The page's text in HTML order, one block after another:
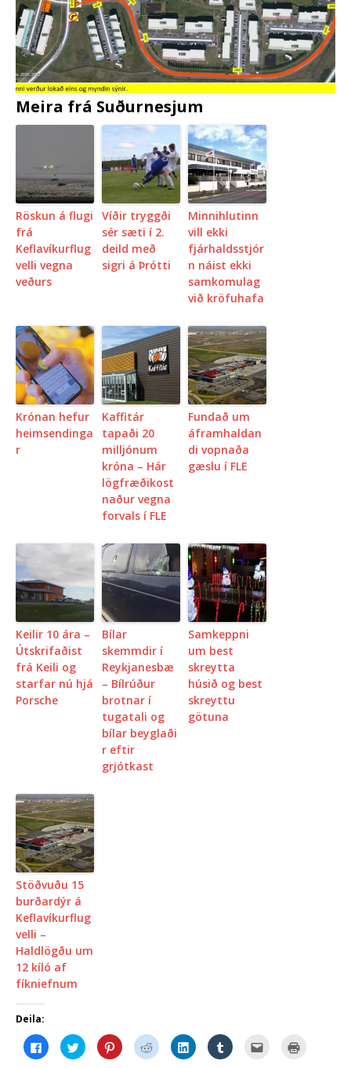
Meira frá Suðurnesjum
Röskun á flugi
frá
Keflavíkurflug
velli vegna
veðurs
Víðir tryggði
sér sæti í 2.
deild með
sigri á Þrótti
Minnihlutinn
vill ekki
fjárhaldsstjór
n náist ekki
samkomulag
við kröfuhafa
Krónan hefur
heimsendinga
r
Kaffitár
tapaði 20
milljónum
króna – Hár
lögfræðikost
naður vegna
forvals í FLE
Fundað um
áframhaldan
di vopnaða
gæslu í FLE
Keilir 10 ára –
Útskrifaðist
frá Keili og
starfar nú hjá
Porsche
Bílar
skemmdir í
Reykjanesbæ
– Bílrúður
brotnar í
tugatali og
bílar beyglaði
r eftir
grjótkast
Samkeppni
um best
skreytta
húsið og best
skreyttu
götuna
Stöðvuðu 15
burðardýr á
Keflavíkurflug
velli –
Haldlögðu um
12 kíló af
fíkniefnum
Deila:
C
l
C
l
C
l
C
l
C
l
C
l